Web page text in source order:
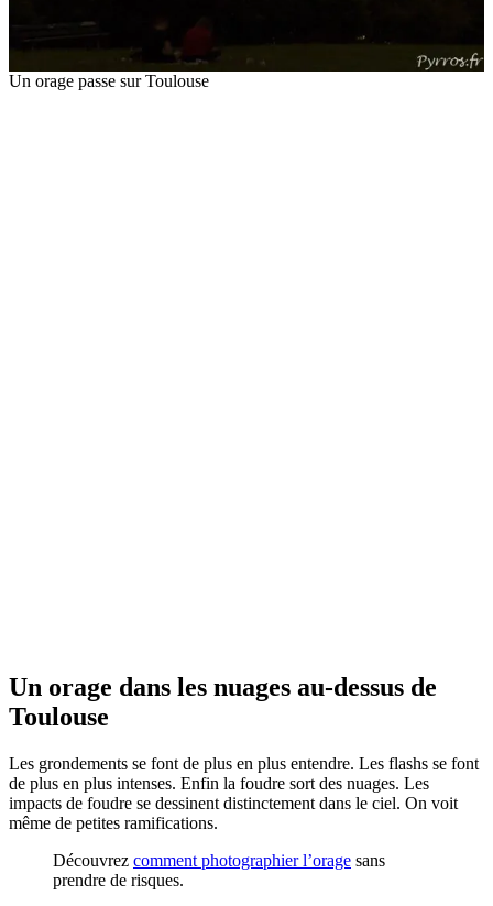
Un orage passe sur Toulouse
Un orage dans les nuages au-dessus de
Toulouse
Les grondements se font de plus en plus entendre. Les flashs se font
de plus en plus intenses. Enfin la foudre sort des nuages. Les
impacts de foudre se dessinent distinctement dans le ciel. On voit
même de petites ramifications.
Découvrez comment photographier l’orage sans
prendre de risques.